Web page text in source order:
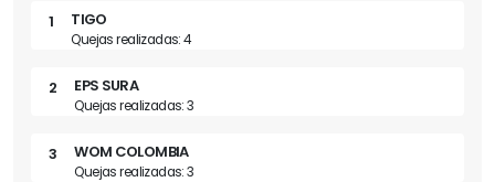
1 TIGO
Quejas realizadas: 4
2 EPS SURA
Quejas realizadas: 3
3 WOM COLOMBIA
Quejas realizadas: 3